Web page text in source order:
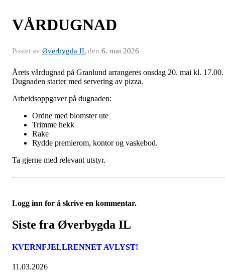
VÅRDUGNAD
Postet av Øverbygda ILden 6. mai 2026
Årets vårdugnad på Granlund arrangeres onsdag 20. mai kl. 17.00.
Dugnaden starter med servering av pizza.
Arbeidsoppgaver på dugnaden:
Ordne med blomster ute
Trimme hekk
Rake
Rydde premierom, kontor og vaskebod.
Ta gjerne med relevant utstyr.
Logg inn for å skrive en kommentar.
Siste fra Øverbygda IL
KVERNFJELLRENNET AVLYST!
11.03.2026